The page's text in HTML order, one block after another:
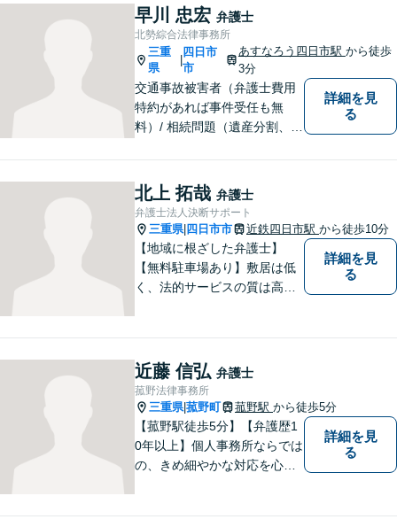
して、一緒に解決方法を考え
る手助けをさせていただけれ
ばと思いますので、お気軽に
ご相談ください。
早川 忠宏 弁護士
北勢綜合法律事務所
三重
県
四日市
市
あすなろう四日市駅 から徒歩
3分
交通事故被害者（弁護士費用
特約があれば事件受任も無
料）/ 相続問題（遺産分割、遺
さい。
詳細を見
る
北上 拓哉 弁護士
弁護士法人決断サポート
三重県| 四日市市 近鉄四日市駅 から徒歩10分
【地域に根ざした弁護士】
【無料駐車場あり】敷居は低
く、法的サービスの質は高く
題／離婚問題／相続問題／企
業法務など、幅広く対応可
能。【明確な料金体系】どう
ぞご連絡ください。
詳細を見
る
近藤 信弘 弁護士
菰野法律事務所
三重県|菰野町 菰野駅 から徒歩5分
【菰野駅徒歩5分】【弁護歴1
0年以上】個人事務所ならでは
の、きめ細やかな対応を心が
詳細を見
る